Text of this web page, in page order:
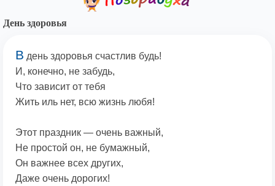
День здоровья
В день здоровья счастлив будь!
И, конечно, не забудь,
Что зависит от тебя
Жить иль нет, всю жизнь любя!
Этот праздник — очень важный,
Не простой он, не бумажный,
Он важнее всех других,
Даже очень дорогих!